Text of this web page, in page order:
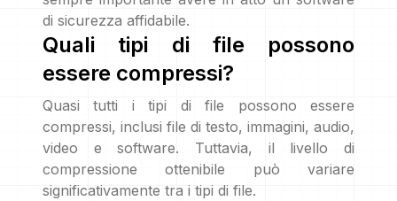
di sicurezza affidabile.
Quali tipi di file possono
essere compressi?
Quasi tutti i tipi di file possono essere
compressi, inclusi file di testo, immagini, audio,
video e software. Tuttavia, il livello di
compressione ottenibile può variare
significativamente tra i tipi di file.